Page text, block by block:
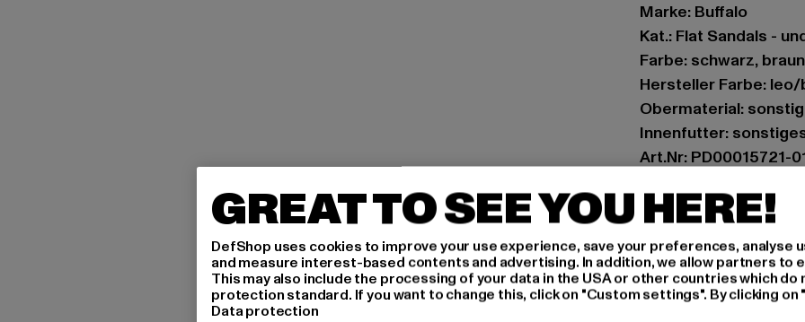
Marke: Buffalo
Kat.: Flat Sandals -
Farbe: schwarz, braun
Hersteller Farbe: leo/
Obermaterial:
Innenfutter:
Art.Nr: PD00015721-
Hersteller: Buffalo
Schanzenstraße 41 |
GRÖSSE
GREAT TO SEE YOU HERE!
DefShop uses cookies to improve your use experience, save your preferences, analyse
and measure interest-based contents and advertising. In addition, we allow partners to
This may also include the processing of your data in the USA or other countries which do
protection standard. If you want to change this, click on "Custom settings". By clicking
Data protection